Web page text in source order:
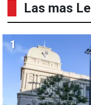
Las mas